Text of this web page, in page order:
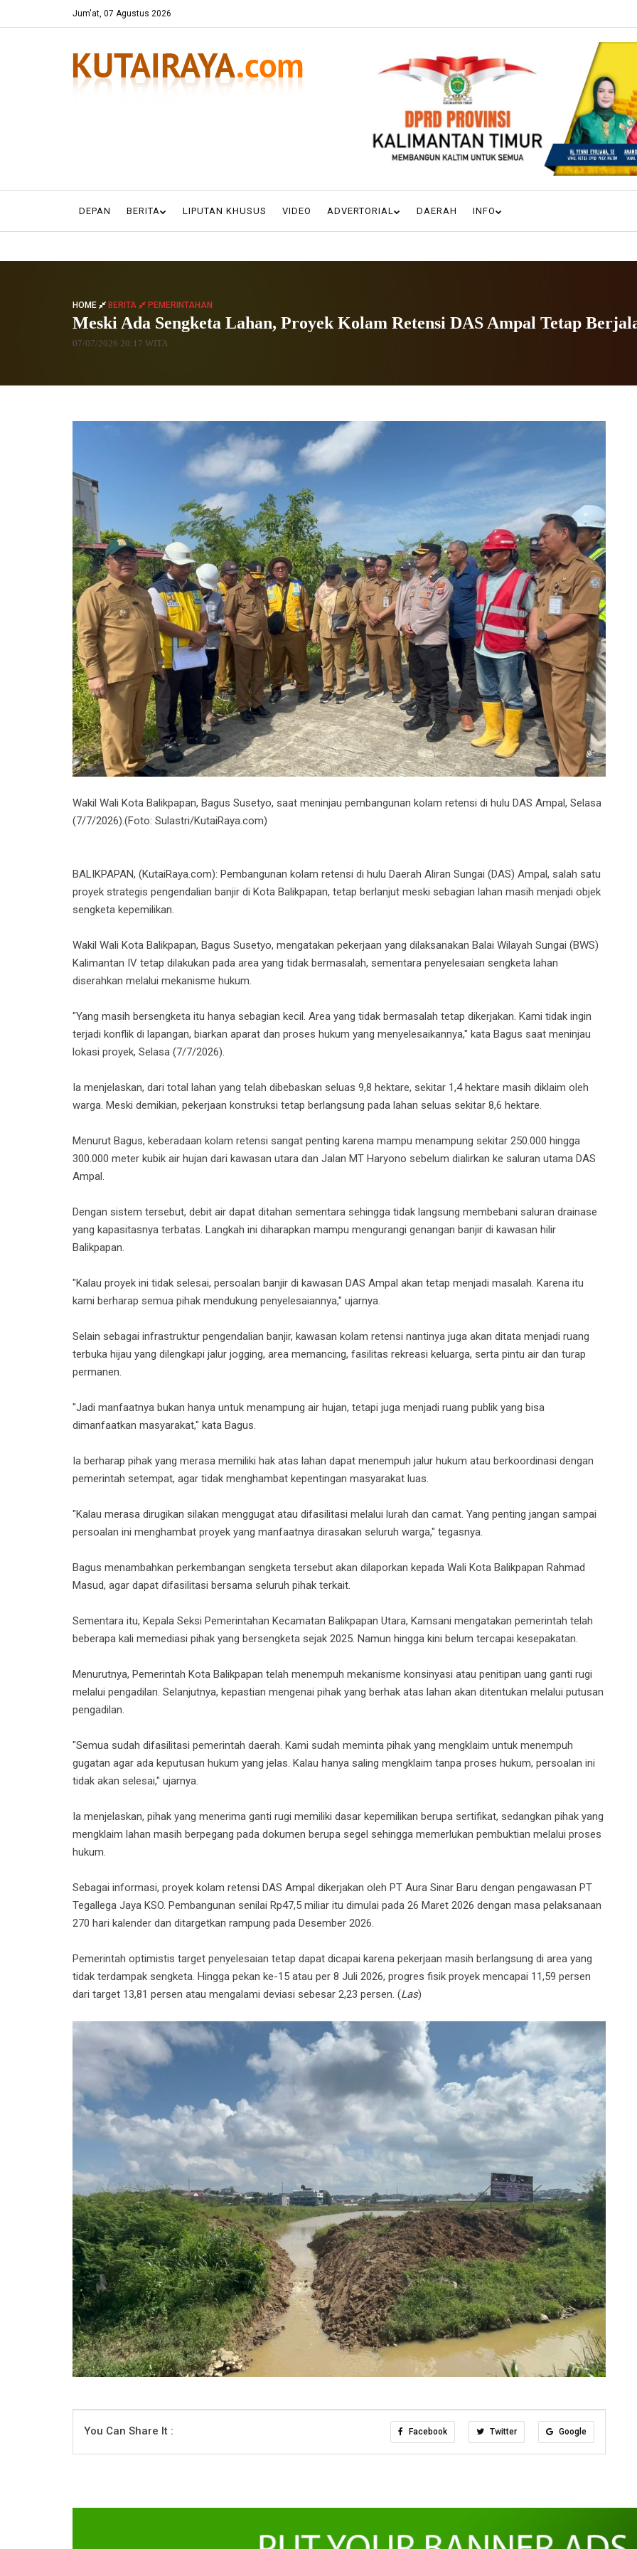
Jum'at, 07 Agustus 2026
DEPAN BERITA LIPUTAN KHUSUS VIDEO ADVERTORIAL DAERAH INFO
HOME BERITA PEMERINTAHAN
Meski Ada Sengketa Lahan, Proyek Kolam Retensi DAS Ampal Tetap
07/07/2026 20:17 WITA
Wakil Wali Kota Balikpapan, Bagus Susetyo, saat meninjau pembangunan kolam retensi di hulu DAS Ampal, Selasa
(7/7/2026).(Foto: Sulastri/KutaiRaya.com)
BALIKPAPAN, (KutaiRaya.com): Pembangunan kolam retensi di hulu Daerah Aliran Sungai (DAS) Ampal, salah satu
proyek strategis pengendalian banjir di Kota Balikpapan, tetap berlanjut meski sebagian lahan masih menjadi objek
sengketa kepemilikan.
Wakil Wali Kota Balikpapan, Bagus Susetyo, mengatakan pekerjaan yang dilaksanakan Balai Wilayah Sungai (BWS)
Kalimantan IV tetap dilakukan pada area yang tidak bermasalah, sementara penyelesaian sengketa lahan
diserahkan melalui mekanisme hukum.
"Yang masih bersengketa itu hanya sebagian kecil. Area yang tidak bermasalah tetap dikerjakan. Kami tidak ingin
terjadi konflik di lapangan, biarkan aparat dan proses hukum yang menyelesaikannya," kata Bagus saat meninjau
lokasi proyek, Selasa (7/7/2026).
Ia menjelaskan, dari total lahan yang telah dibebaskan seluas 9,8 hektare, sekitar 1,4 hektare masih diklaim oleh
warga. Meski demikian, pekerjaan konstruksi tetap berlangsung pada lahan seluas sekitar 8,6 hektare.
Menurut Bagus, keberadaan kolam retensi sangat penting karena mampu menampung sekitar 250.000 hingga
300.000 meter kubik air hujan dari kawasan utara dan Jalan MT Haryono sebelum dialirkan ke saluran utama DAS
Ampal.
Dengan sistem tersebut, debit air dapat ditahan sementara sehingga tidak langsung membebani saluran drainase
yang kapasitasnya terbatas. Langkah ini diharapkan mampu mengurangi genangan banjir di kawasan hilir
Balikpapan.
"Kalau proyek ini tidak selesai, persoalan banjir di kawasan DAS Ampal akan tetap menjadi masalah. Karena itu
kami berharap semua pihak mendukung penyelesaiannya," ujarnya.
Selain sebagai infrastruktur pengendalian banjir, kawasan kolam retensi nantinya juga akan ditata menjadi ruang
terbuka hijau yang dilengkapi jalur jogging, area memancing, fasilitas rekreasi keluarga, serta pintu air dan turap
permanen.
"Jadi manfaatnya bukan hanya untuk menampung air hujan, tetapi juga menjadi ruang publik yang bisa
dimanfaatkan masyarakat," kata Bagus.
Ia berharap pihak yang merasa memiliki hak atas lahan dapat menempuh jalur hukum atau berkoordinasi dengan
pemerintah setempat, agar tidak menghambat kepentingan masyarakat luas.
"Kalau merasa dirugikan silakan menggugat atau difasilitasi melalui lurah dan camat. Yang penting jangan sampai
persoalan ini menghambat proyek yang manfaatnya dirasakan seluruh warga," tegasnya.
Bagus menambahkan perkembangan sengketa tersebut akan dilaporkan kepada Wali Kota Balikpapan Rahmad
Masud, agar dapat difasilitasi bersama seluruh pihak terkait.
Sementara itu, Kepala Seksi Pemerintahan Kecamatan Balikpapan Utara, Kamsani mengatakan pemerintah telah
beberapa kali memediasi pihak yang bersengketa sejak 2025. Namun hingga kini belum tercapai kesepakatan.
Menurutnya, Pemerintah Kota Balikpapan telah menempuh mekanisme konsinyasi atau penitipan uang ganti rugi
melalui pengadilan. Selanjutnya, kepastian mengenai pihak yang berhak atas lahan akan ditentukan melalui putusan
pengadilan.
"Semua sudah difasilitasi pemerintah daerah. Kami sudah meminta pihak yang mengklaim untuk menempuh
gugatan agar ada keputusan hukum yang jelas. Kalau hanya saling mengklaim tanpa proses hukum, persoalan ini
tidak akan selesai," ujarnya.
Ia menjelaskan, pihak yang menerima ganti rugi memiliki dasar kepemilikan berupa sertifikat, sedangkan pihak yang
mengklaim lahan masih berpegang pada dokumen berupa segel sehingga memerlukan pembuktian melalui proses
hukum.
Sebagai informasi, proyek kolam retensi DAS Ampal dikerjakan oleh PT Aura Sinar Baru dengan pengawasan PT
Tegallega Jaya KSO. Pembangunan senilai Rp47,5 miliar itu dimulai pada 26 Maret 2026 dengan masa pelaksanaan
270 hari kalender dan ditargetkan rampung pada Desember 2026.
Pemerintah optimistis target penyelesaian tetap dapat dicapai karena pekerjaan masih berlangsung di area yang
tidak terdampak sengketa. Hingga pekan ke-15 atau per 8 Juli 2026, progres fisik proyek mencapai 11,59 persen
dari target 13,81 persen atau mengalami deviasi sebesar 2,23 persen. (Las)
You Can Share It : Facebook Twitter Google